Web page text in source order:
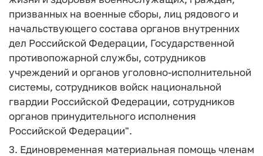
призванных на военные сборы, лиц рядового и
начальствующего состава органов внутренних
дел Российской Федерации, Государственной
противопожарной службы, сотрудников
учреждений и органов уголовно-исполнительной
системы, сотрудников войск национальной
гвардии Российской Федерации, сотрудников
органов принудительного исполнения
Российской Федерации".
3. Единовременная материальная помощь членам